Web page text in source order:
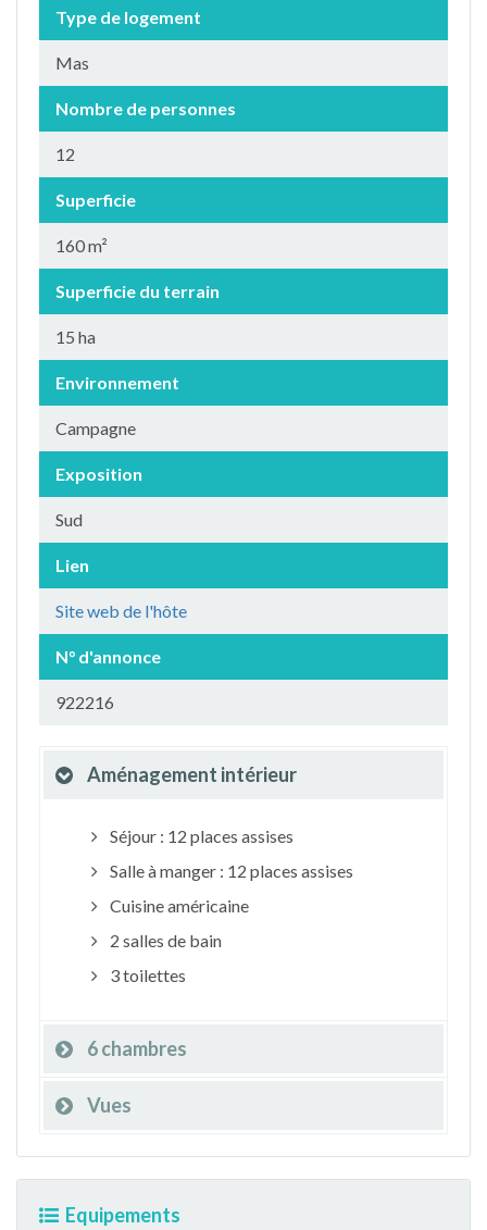
Type de logement
Mas
Nombre de personnes
12
Superficie
160 m²
Superficie du terrain
15 ha
Environnement
Campagne
Exposition
Sud
Lien
Site web de l'hôte
N° d'annonce
922216
Aménagement intérieur
Séjour : 12 places assises
Salle à manger : 12 places assises
Cuisine américaine
2 salles de bain
3 toilettes
6 chambres
Vues
Equipements